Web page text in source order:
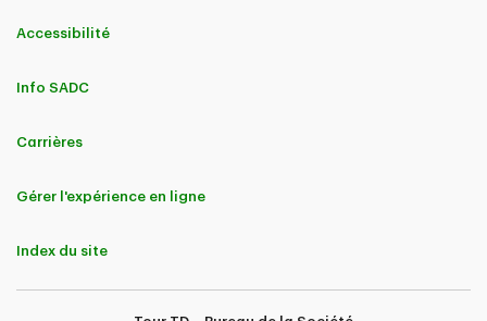
Accessibilité
Info SADC
Carrières
Gérer l'expérience en ligne
Index du site